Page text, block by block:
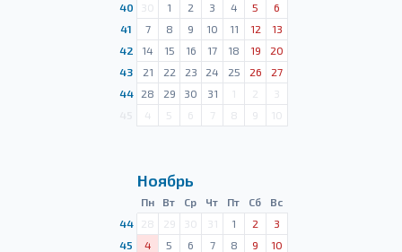
40
30 1 2 3 4 5
6
41
7 8 9 10 11 12
13
42
14 15 16 17 18 19
20
43
21 22 23 24 25 26
27
44
28 29 30 31 1 2
3
4 5 6 7 8 9 10
Ноябрь
Пн Вт Ср Чт Пт Сб
Вс
44
28 29 30 31 1 2
3
45
4 5 6 7 8 9
10